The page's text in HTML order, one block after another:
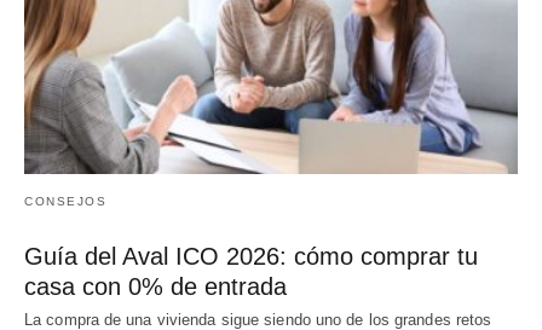
CONSEJOS
Guía del Aval ICO 2026: cómo comprar tu
casa con 0% de entrada
La compra de una vivienda sigue siendo uno de los grandes retos